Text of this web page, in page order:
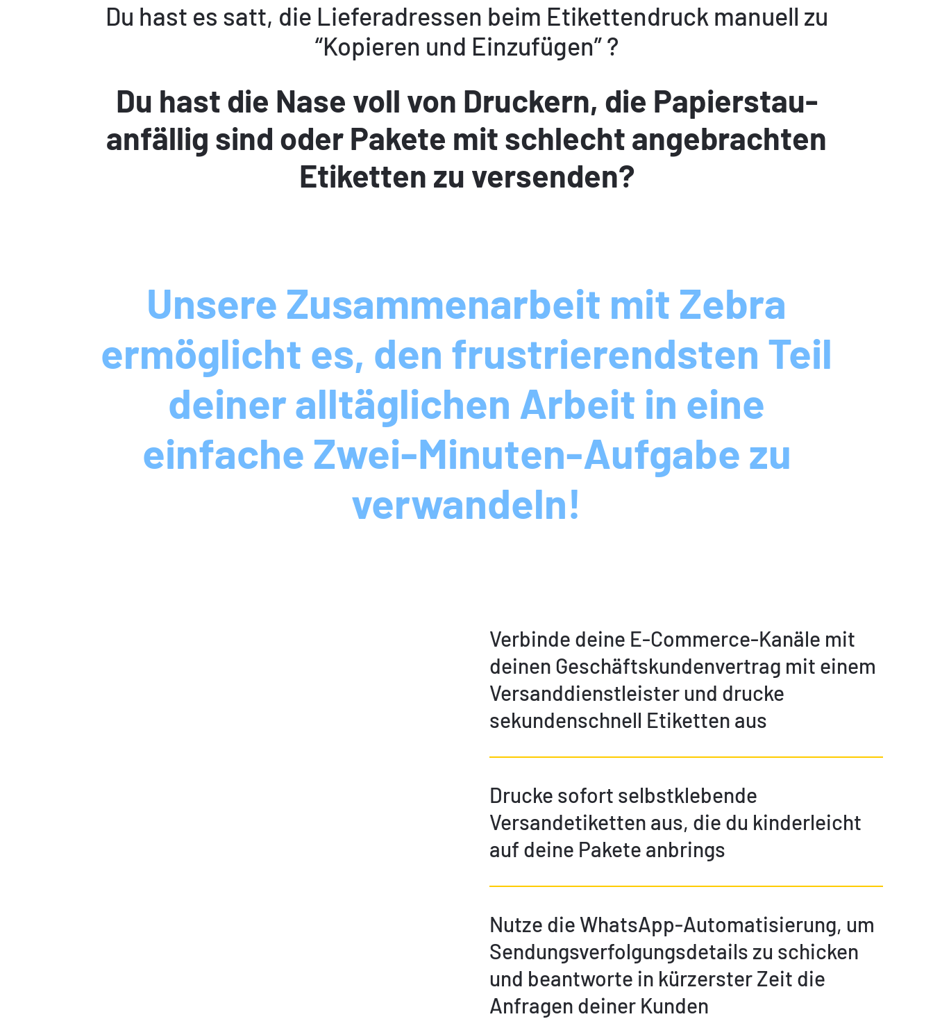
Du hast es satt, die Lieferadressen beim Etikettendruck manuell zu
“Kopieren und Einzufügen” ?
Du hast die Nase voll von Druckern, die Papierstau-
anfällig sind oder Pakete mit schlecht angebrachten
Etiketten zu versenden?
Unsere Zusammenarbeit mit Zebra
ermöglicht es, den frustrierendsten Teil
deiner alltäglichen Arbeit in eine
einfache Zwei-Minuten-Aufgabe zu
verwandeln!
Verbinde deine E-Commerce-Kanäle mit
deinen Geschäftskundenvertrag mit einem
Versanddienstleister und drucke
sekundenschnell Etiketten aus
Drucke sofort selbstklebende
Versandetiketten aus, die du kinderleicht
auf deine Pakete anbrings
Nutze die WhatsApp-Automatisierung, um
Sendungsverfolgungsdetails zu schicken
und beantworte in kürzerster Zeit die
Anfragen deiner Kunden